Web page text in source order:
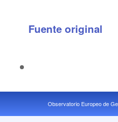
Fuente original
Observatorio Europeo de